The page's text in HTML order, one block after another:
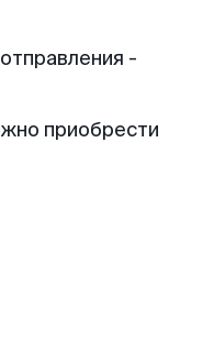
-
приобрести